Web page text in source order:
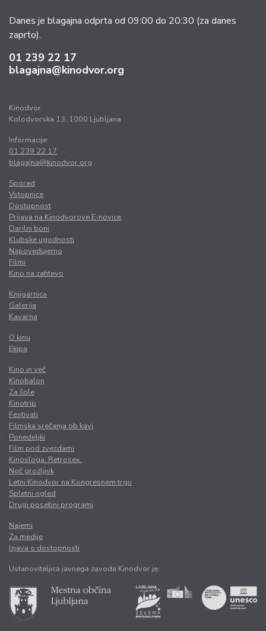
Danes je blagajna odprta od 09:00 do 20:30 (za danes
zaprto).
01 239 22 17
blagajna@kinodvor.org
Kinodvor
Kolodvorska 13, 1000 Ljubljana
Informacije:
01 239 22 17
blagajna@kinodvor.org
Spored
Vstopnice
Dostopnost
Prijava na Kinodvorove E-novice
Darilni boni
Klubske ugodnosti
Napovedujemo
Filmi
Kino na zahtevo
Knjigarnica
Galerija
Kavarna
O kinu
Ekipa
Kino in več
Kinobalon
Za šole
Kinotrip
Festivali
Filmska srečanja ob kavi
Ponedeljki
Film pod zvezdami
Kinosloga. Retrosex.
Noč grozljivk
Letni Kinodvor na Kongresnem trgu
Spletni ogled
Drugi posebni programi
Najemi
Za medije
Izjava o dostopnosti
Ustanoviteljica javnega zavoda Kinodvor je: